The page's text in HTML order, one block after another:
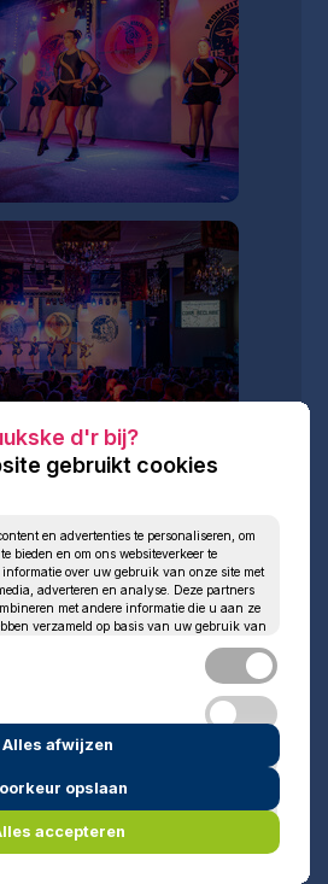
gebruikt cookies
en advertenties te personaliseren, om
bieden en om ons websiteverkeer te
over uw gebruik van onze site met
adverteren en analyse. Deze partners
met andere informatie die u aan ze
verzameld op basis van uw gebruik van
Alles afwijzen
opslaan
accepteren